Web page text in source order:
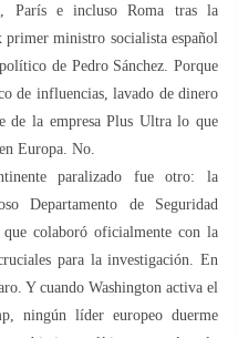
París e incluso Roma tras la
ministro socialista español
de Pedro Sánchez. Porque
de influencias, lavado de dinero
de la empresa Plus Ultra lo que
Europa. No.
paralizado fue otro: la
Departamento de Seguridad
colaboró ​​oficialmente con la
para la investigación. En
Y cuando Washington activa el
ningún líder europeo duerme